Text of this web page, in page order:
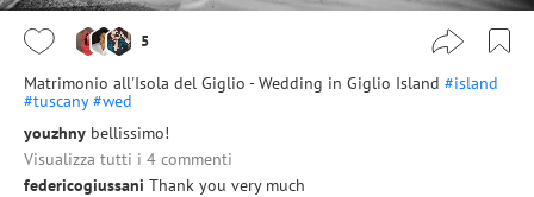
5
Matrimonio all'Isola del Giglio - Wedding in Giglio Island #island
#tuscany #wed
youzhny bellissimo!
Visualizza tutti i 4 commenti
federicogiussani Thank you very much